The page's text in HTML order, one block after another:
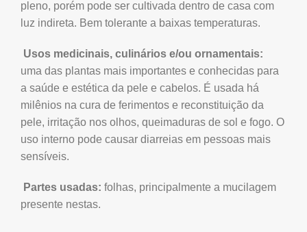
pleno, porém pode ser cultivada dentro de casa com
luz indireta. Bem tolerante a baixas temperaturas.
Usos medicinais, culinários e/ou ornamentais:
uma das plantas mais importantes e conhecidas para
a saúde e estética da pele e cabelos. É usada há
milênios na cura de ferimentos e reconstituição da
pele, irritação nos olhos, queimaduras de sol e fogo. O
uso interno pode causar diarreias em pessoas mais
sensíveis.
Partes usadas: folhas, principalmente a mucilagem
presente nestas.